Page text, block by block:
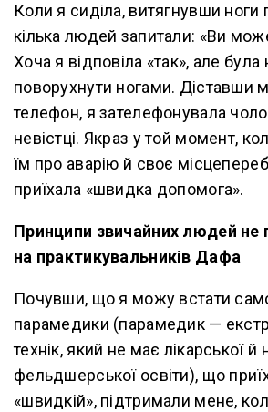
Коли я сиділа, витягнувши
кілька людей запитали: «Ви
Хоча я відповіла «так», але була
поворухнути ногами. Діставши
телефон, я зателефонувала
невістці. Якраз у той момент,
їм про аварію й своє
приїхала «швидка допомога».
Принципи звичайних людей
на практикувальників Дафа
Почувши, що я можу встати
парамедики (парамедик —
технік, який не має лікарської й
фельдшерської освіти), що
«швидкій», підтримали мене,